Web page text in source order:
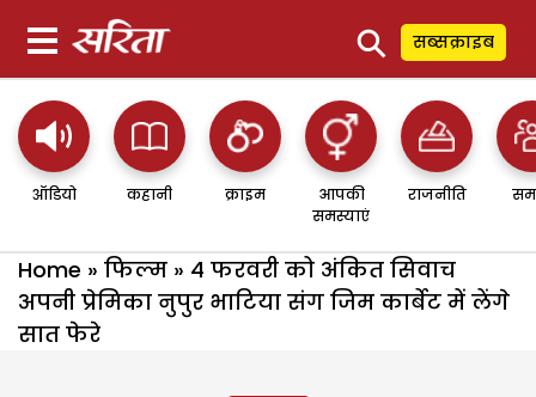
⚲ सब्सक्राइब
ऑडियो कहानी क्राइम
आपकी
समस्याएं
राजनीति
Home » फिल्म » 4 फरवरी को अंकित सिवाच
अपनी प्रेमिका नुपुर भाटिया संग जिम कार्बेट में लेंगे
सात फेरे